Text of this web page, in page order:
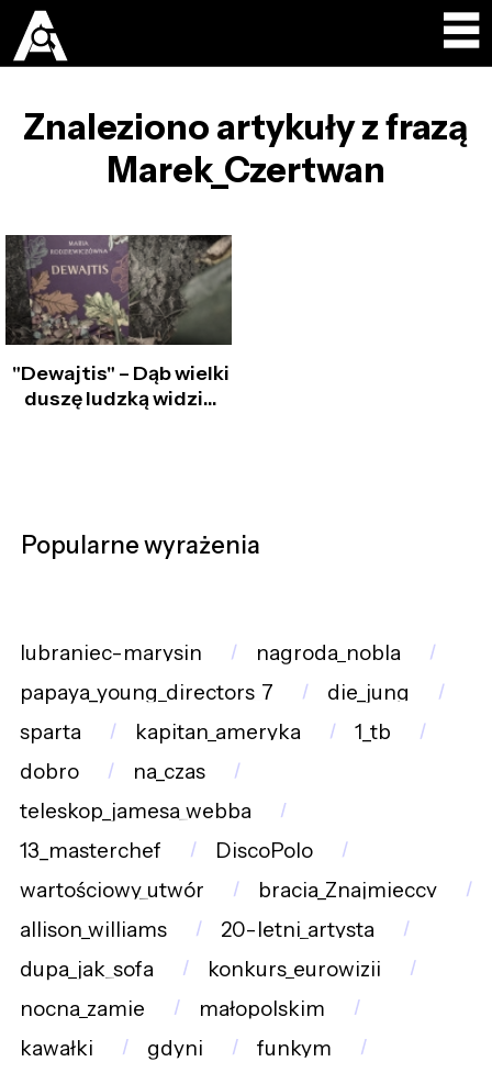
Znaleziono artykuły z frazą
Marek_Czertwan
"Dewajtis" – Dąb wielki
duszę ludzką widzi...
Popularne wyrażenia
lubraniec-marysin
nagroda_nobla
papaya_young_directors_7
die_jung
sparta
kapitan_ameryka
1_tb
dobro
na_czas
teleskop_jamesa_webba
13_masterchef
DiscoPolo
wartościowy_utwór
bracia_Znajmieccy
allison_williams
20-letni_artysta
dupa_jak_sofa
konkurs_eurowizji
nocna_zamie
małopolskim
kawałki
gdyni
funkym